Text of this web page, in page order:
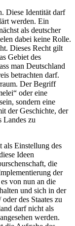
Diese Identität darf
werden. Ein
als deutscher
dabei keine Rolle.
Dieses Recht gilt
Gebiet des
man Deutschland
betrachten darf.
Der Begriff
oder eine
sondern eine
der Geschichte, der
Landes zu
als Einstellung des
Ideen
die
der
von nun an die
und sich in der
des Staates zu
darf nicht als
werden.